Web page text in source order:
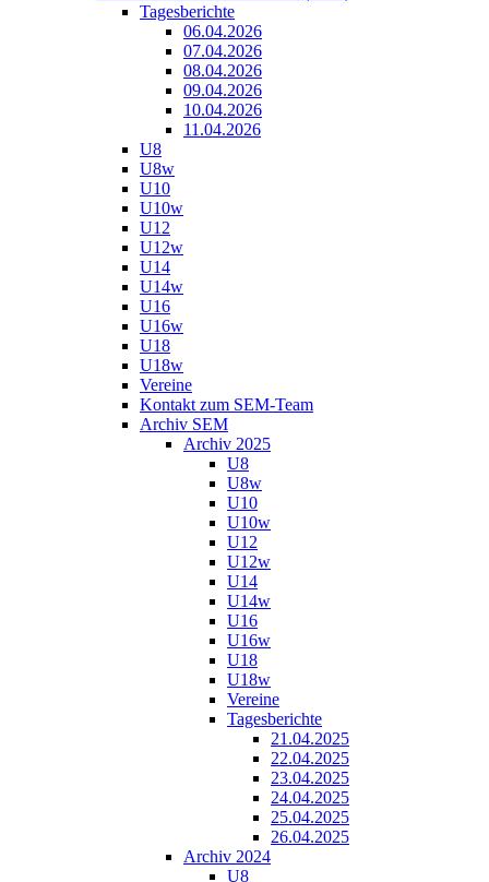
Tagesberichte
06.04.2026
07.04.2026
08.04.2026
09.04.2026
10.04.2026
11.04.2026
U8
U8w
U10
U10w
U12
U12w
U14
U14w
U16
U16w
U18
U18w
Vereine
Kontakt zum SEM-Team
Archiv SEM
Archiv 2025
U8
U8w
U10
U10w
U12
U12w
U14
U14w
U16
U16w
U18
U18w
Vereine
Tagesberichte
21.04.2025
22.04.2025
23.04.2025
24.04.2025
25.04.2025
26.04.2025
Archiv 2024
U8